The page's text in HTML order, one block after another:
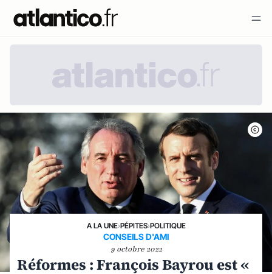
A LA UNE›PÉPITES›POLITIQUE
CONSEILS D'AMI
9 octobre 2022
Réformes : François Bayrou est «